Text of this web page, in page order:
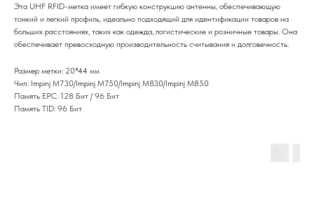
Эта UHF RFID-метка имеет гибкую конструкцию антенны, обеспечивающую
тонкий и легкий профиль, идеально подходящий для идентификации товаров на
больших расстояниях, таких как одежда, логистические и розничные товары. Она
обеспечивает превосходную производительность считывания и долговечность.
Размер метки: 20*44 мм
Чип: Impinj M730/Impinj M750/Impinj M830/Impinj M850
Память EPC: 128 Бит / 96 Бит
Память TID: 96 Бит